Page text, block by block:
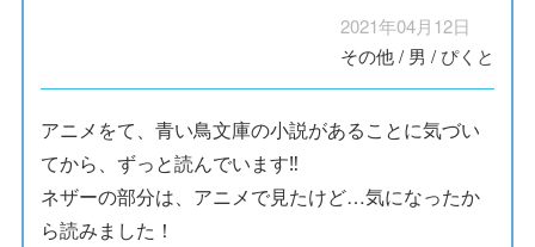
2021年04月12日
その他/ 男 / ぴくと
アニメをて、青い鳥文庫の小説があることに気づい
てから、ずっと読んでいます‼︎
ネザーの部分は、アニメで見たけど…気になったか
ら読みました！